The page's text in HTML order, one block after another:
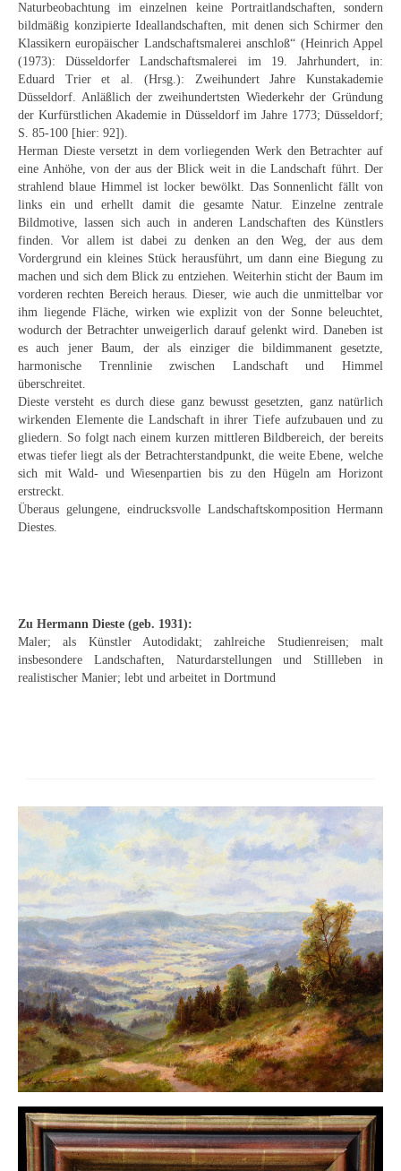
Weitere Künstler nach 1945
Unbekannt
Autographen / Dokumente
Herkunft & Wirkungsstätte
Berliner Künstler
Düsseldorfer Künstler
Fränkische Künstler
Hamburger Künstler
Münchner Künstler
Pfälzer Künstler
Weitere
Expressiver Realismus
Motive
Norddeutsche Landschaften
Süddeutsche Landschaft
Tägliche Dosis Kunst
Themenflyer
Themenflyer: Trügerische Idyllen
Themenflyer: Buch und Schrift in der Kunst
Themenflyer: Sehnsucht Süden
Themenflyer: Walter Becker
Themenflyer: Richild Holt
Themenflyer: Ernst Geitlinger
Themenflyer: Michel Wagner
Weitere Themenflyer
Naturbeobachtung im einzelnen keine Portraitlandschaften, sondern
bildmäßig konzipierte Ideallandschaften, mit denen sich Schirmer den
Klassikern europäischer Landschaftsmalerei anschloß“ (Heinrich Appel
(1973): Düsseldorfer Landschaftsmalerei im 19. Jahrhundert, in:
Eduard Trier et al. (Hrsg.): Zweihundert Jahre Kunstakademie
Düsseldorf. Anläßlich der zweihundertsten Wiederkehr der Gründung
der Kurfürstlichen Akademie in Düsseldorf im Jahre 1773; Düsseldorf;
S. 85-100 [hier: 92]).
Herman Dieste versetzt in dem vorliegenden Werk den Betrachter auf
eine Anhöhe, von der aus der Blick weit in die Landschaft führt. Der
strahlend blaue Himmel ist locker bewölkt. Das Sonnenlicht fällt von
links ein und erhellt damit die gesamte Natur. Einzelne zentrale
Bildmotive, lassen sich auch in anderen Landschaften des Künstlers
finden. Vor allem ist dabei zu denken an den Weg, der aus dem
Vordergrund ein kleines Stück herausführt, um dann eine Biegung zu
machen und sich dem Blick zu entziehen. Weiterhin sticht der Baum im
vorderen rechten Bereich heraus. Dieser, wie auch die unmittelbar vor
ihm liegende Fläche, wirken wie explizit von der Sonne beleuchtet,
wodurch der Betrachter unweigerlich darauf gelenkt wird. Daneben ist
es auch jener Baum, der als einziger die bildimmanent gesetzte,
harmonische Trennlinie zwischen Landschaft und Himmel
überschreitet.
Dieste versteht es durch diese ganz bewusst gesetzten, ganz natürlich
wirkenden Elemente die Landschaft in ihrer Tiefe aufzubauen und zu
gliedern. So folgt nach einem kurzen mittleren Bildbereich, der bereits
etwas tiefer liegt als der Betrachterstandpunkt, die weite Ebene, welche
sich mit Wald- und Wiesenpartien bis zu den Hügeln am Horizont
erstreckt.
Überaus gelungene, eindrucksvolle Landschaftskomposition Hermann
Diestes.
Zu Hermann Dieste (geb. 1931):
Maler; als Künstler Autodidakt; zahlreiche Studienreisen; malt
insbesondere Landschaften, Naturdarstellungen und Stillleben in
realistischer Manier; lebt und arbeitet in Dortmund